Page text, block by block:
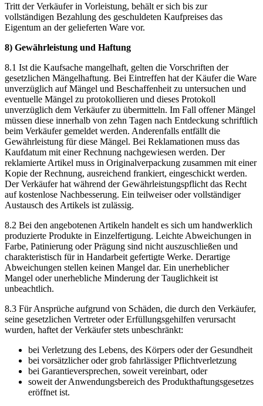
Tritt der Verkäufer in Vorleistung, behält er sich bis zur
vollständigen Bezahlung des geschuldeten Kaufpreises das
Eigentum an der gelieferten Ware vor.
8) Gewährleistung und Haftung
8.1 Ist die Kaufsache mangelhaft, gelten die Vorschriften der
gesetzlichen Mängelhaftung. Bei Eintreffen hat der Käufer die Ware
unverzüglich auf Mängel und Beschaffenheit zu untersuchen und
eventuelle Mängel zu protokollieren und dieses Protokoll
unverzüglich dem Verkäufer zu übermitteln. Im Fall offener Mängel
müssen diese innerhalb von zehn Tagen nach Entdeckung schriftlich
beim Verkäufer gemeldet werden. Anderenfalls entfällt die
Gewährleistung für diese Mängel. Bei Reklamationen muss das
Kaufdatum mit einer Rechnung nachgewiesen werden. Der
reklamierte Artikel muss in Originalverpackung zusammen mit einer
Kopie der Rechnung, ausreichend frankiert, eingeschickt werden.
Der Verkäufer hat während der Gewährleistungspflicht das Recht
auf kostenlose Nachbesserung. Ein teilweiser oder vollständiger
Austausch des Artikels ist zulässig.
8.2 Bei den angebotenen Artikeln handelt es sich um handwerklich
produzierte Produkte in Einzelfertigung. Leichte Abweichungen in
Farbe, Patinierung oder Prägung sind nicht auszuschließen und
charakteristisch für in Handarbeit gefertigte Werke. Derartige
Abweichungen stellen keinen Mangel dar. Ein unerheblicher
Mangel oder unerhebliche Minderung der Tauglichkeit ist
unbeachtlich.
8.3 Für Ansprüche aufgrund von Schäden, die durch den Verkäufer,
seine gesetzlichen Vertreter oder Erfüllungsgehilfen verursacht
wurden, haftet der Verkäufer stets unbeschränkt:
bei Verletzung des Lebens, des Körpers oder der Gesundheit
bei vorsätzlicher oder grob fahrlässiger Pflichtverletzung
bei Garantieversprechen, soweit vereinbart, oder
soweit der Anwendungsbereich des Produkthaftungsgesetzes
eröffnet ist.